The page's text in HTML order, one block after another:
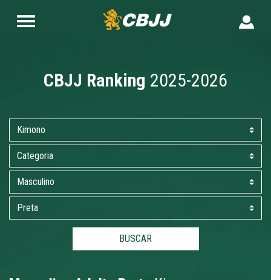
CBJJ Ranking 2025-2026